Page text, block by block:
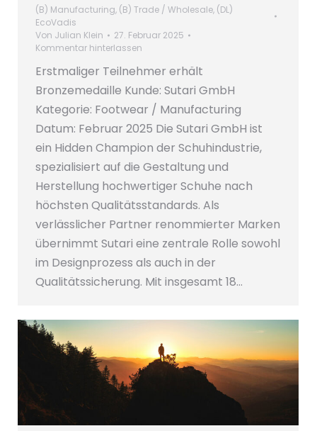
(B) Manufacturing, (B) Trade / Wholesale, (DL)
EcoVadis
Von Julian Klein
27. Februar 2025
Kommentar hinterlassen
Erstmaliger Teilnehmer erhält
Bronzemedaille Kunde: Sutari GmbH
Kategorie: Footwear / Manufacturing
Datum: Februar 2025 Die Sutari GmbH ist
ein Hidden Champion der Schuhindustrie,
spezialisiert auf die Gestaltung und
Herstellung hochwertiger Schuhe nach
höchsten Qualitätsstandards. Als
verlässlicher Partner renommierter Marken
übernimmt Sutari eine zentrale Rolle sowohl
im Designprozess als auch in der
Qualitätssicherung. Mit insgesamt 18…